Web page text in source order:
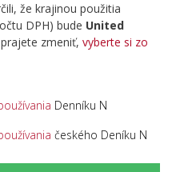
že krajinou použitia
DPH) bude United
zmeniť, vyberte si zo
Denníku N
českého Deníku N